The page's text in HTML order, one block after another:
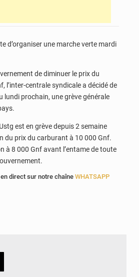
d’organiser une marche verte mardi
de diminuer le prix du
l’inter-centrale syndicale a décidé de
lundi prochain, une grève générale
est en grève depuis 2 semaine
du prix du carburant à 10 000 Gnf.
à 8 000 Gnf avant l’entame de toute
direct sur notre chaîne WHATSAPP